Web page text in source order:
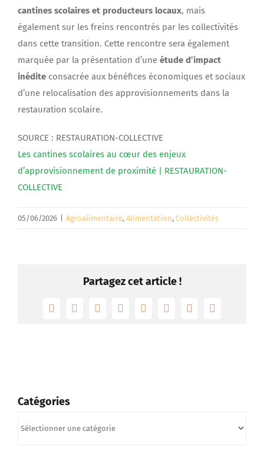
cantines scolaires et producteurs locaux, mais
également sur les freins rencontrés par les collectivités
dans cette transition. Cette rencontre sera également
marquée par la présentation d’une étude d’impact
inédite consacrée aux bénéfices économiques et sociaux
d’une relocalisation des approvisionnements dans la
restauration scolaire.
SOURCE : RESTAURATION-COLLECTIVE
Les cantines scolaires au cœur des enjeux
d’approvisionnement de proximité | RESTAURATION-
COLLECTIVE
05/06/2026 Agroalimentaire, Alimentation, Collectivités
Partagez cet article !
FacebookTwitterRedditLinkedInTumblrPinterest
Vk Email
Catégories